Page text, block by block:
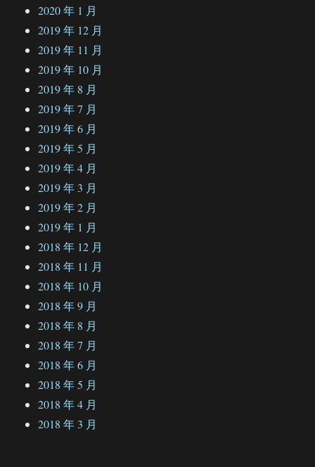
2020 年 1 月
2019 年 12 月
2019 年 11 月
2019 年 10 月
2019 年 8 月
2019 年 7 月
2019 年 6 月
2019 年 5 月
2019 年 4 月
2019 年 3 月
2019 年 2 月
2019 年 1 月
2018 年 12 月
2018 年 11 月
2018 年 10 月
2018 年 9 月
2018 年 8 月
2018 年 7 月
2018 年 6 月
2018 年 5 月
2018 年 4 月
2018 年 3 月